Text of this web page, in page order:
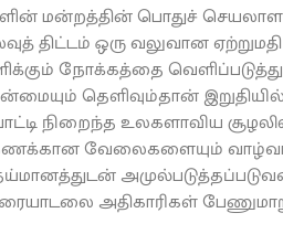
மன்றத்தின் பொதுச்
திட்டம் ஒரு வலுவான
நோக்கத்தை
தெளிவும்தான்
நிறைந்த உலகளாவிய
வேலைகளையும்
அதிகாரிகள்